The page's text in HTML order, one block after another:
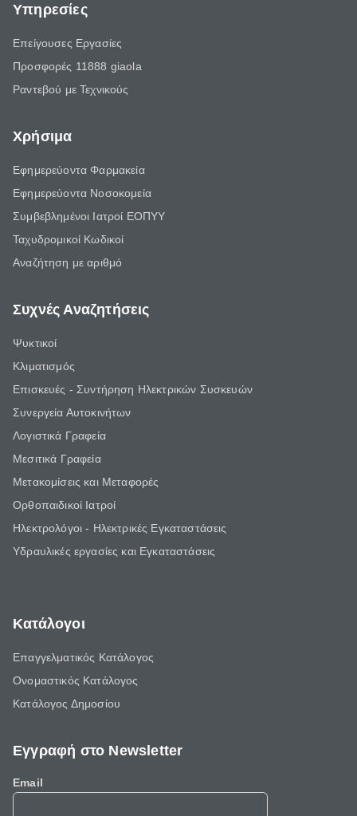
Υπηρεσίες
Επείγουσες Εργασίες
Προσφορές 11888 giaola
Ραντεβού με Τεχνικούς
Χρήσιμα
Εφημερεύοντα Φαρμακεία
Εφημερεύοντα Νοσοκομεία
Συμβεβλημένοι Ιατροί ΕΟΠΥΥ
Ταχυδρομικοί Κωδικοί
Αναζήτηση με αριθμό
Συχνές Αναζητήσεις
Ψυκτικοί
Κλιματισμός
Επισκευές - Συντήρηση Ηλεκτρικών Συσκευών
Συνεργεία Αυτοκινήτων
Λογιστικά Γραφεία
Μεσιτικά Γραφεία
Μετακομίσεις και Μεταφορές
Ορθοπαιδικοί Ιατροί
Ηλεκτρολόγοι - Ηλεκτρικές Εγκαταστάσεις
Υδραυλικές εργασίες και Εγκαταστάσεις
Κατάλογοι
Επαγγελματικός Κατάλογος
Ονομαστικός Κατάλογος
Κατάλογος Δημοσίου
Εγγραφή στο Newsletter
Email